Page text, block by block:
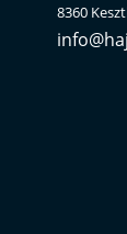
8360